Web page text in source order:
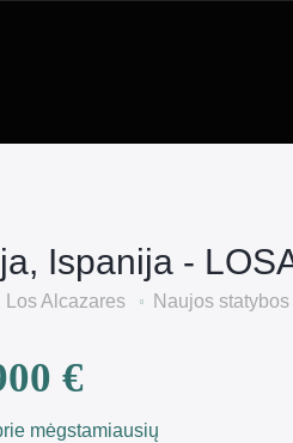
Ispanija -
Los Alcazares Naujos statybos
€
mėgstamiausių